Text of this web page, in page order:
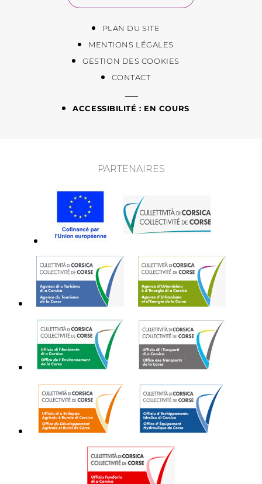
PLAN DU SITE
MENTIONS LÉGALES
GESTION DES COOKIES
CONTACT
ACCESSIBILITÉ : EN COURS
PARTENAIRES